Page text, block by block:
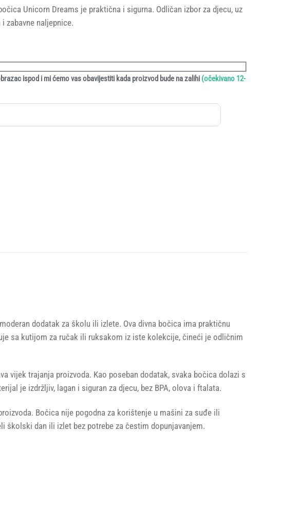
Unicorn Dreams je praktična i sigurna. Odličan izbor za djecu, uz
zabavne naljepnice.
ispod i mi ćemo vas obavijestiti kada proizvod bude na zalihi (očekivano 12-
dodatak za školu ili izlete. Ova divna bočica ima praktičnu
sa kutijom za ručak ili ruksakom iz iste kolekcije, čineći je odličnim
vijek trajanja proizvoda. Kao poseban dodatak, svaka bočica dolazi s
je izdržljiv, lagan i siguran za djecu, bez BPA, olova i ftalata.
Bočica nije pogodna za korištenje u mašini za suđe ili
školski dan ili izlet bez potrebe za čestim dopunjavanjem.